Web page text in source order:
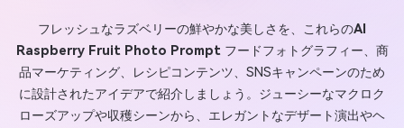
フレッシュなラズベリーの鮮やかな美しさを、これらのAI
Raspberry Fruit Photo Promptフードフォトグラフィー、商
品マーケティング、レシピコンテンツ、SNSキャンペーンのため
に設計されたアイデアで紹介しましょう。ジューシーなマクロク
ローズアップや収穫シーンから、エレガントなデザート演出やヘ